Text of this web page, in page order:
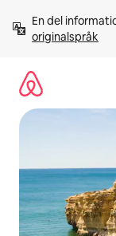
innehåll
En del
originalspråk